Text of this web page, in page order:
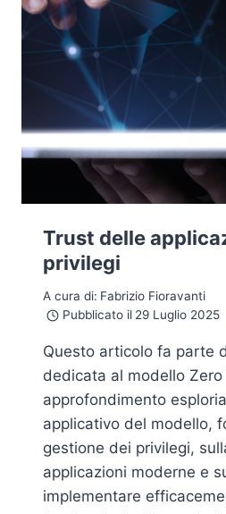
Trust delle
privilegi
A cura di: Fabrizio Fioravanti
Pubblicato il 29 Luglio 2025
Questo articolo fa parte
dedicata al modello
approfondimento
applicativo del modello,
gestione dei privilegi,
applicazioni moderne e
implementare